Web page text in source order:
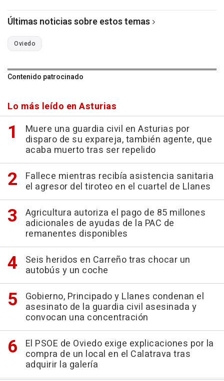
Últimas noticias sobre estos temas
Oviedo
Contenido patrocinado
Lo más leído en Asturias
Muere una guardia civil en Asturias por
disparo de su expareja, también agente, que
acaba muerto tras ser repelido
Fallece mientras recibía asistencia sanitaria
el agresor del tiroteo en el cuartel de Llanes
Agricultura autoriza el pago de 85 millones
adicionales de ayudas de la PAC de
remanentes disponibles
Seis heridos en Carreño tras chocar un
autobús y un coche
Gobierno, Principado y Llanes condenan el
asesinato de la guardia civil asesinada y
convocan una concentración
El PSOE de Oviedo exige explicaciones por la
compra de un local en el Calatrava tras
adquirir la galería